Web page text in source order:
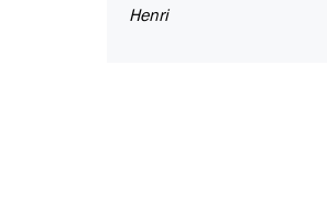
Henri